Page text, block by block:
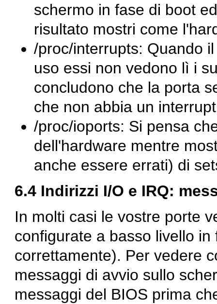
schermo in fase di boot
risultato mostri come
/proc/interrupts: Quando
uso essi non vedono lì i
concludono che la porta
che non abbia un
/proc/ioports: Si pensa
dell'hardware mentre
anche essere errati) di
6.4 Indirizzi I/O e IRQ:
In molti casi le vostre porte
configurate a basso livello
correttamente). Per vedere
messaggi di avvio sullo
messaggi del BIOS prima